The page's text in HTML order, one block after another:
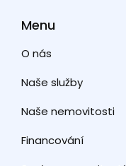
Menu
O nás
Naše služby
Naše nemovitosti
Financování